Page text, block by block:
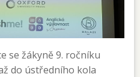
se žákyně 9. ročníku
do ústředního kola